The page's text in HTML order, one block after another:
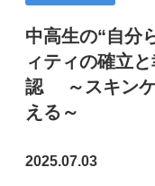
中高生の“自分
ィティの確立
認 ～スキンケ
える～
2025.07.03